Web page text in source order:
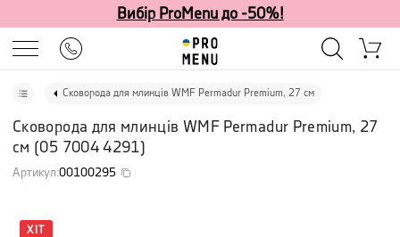
Вибір ProMenu до -50%!
Сковорода для млинців WMF Permadur Premium, 27 см
Сковорода для млинців WMF Permadur Premium, 27
см (05 7004 4291)
Артикул:00100295
ХІТ